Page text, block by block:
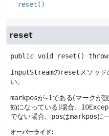
reset()
reset
public void reset ()
InputStreamのreset メソッ
い。
markposが-1である(マークが
効になっている)場合、
でない場合、 posはmarkposに
オーバーライド: